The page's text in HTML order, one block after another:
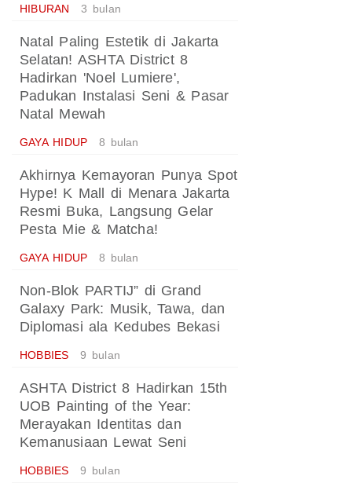
HIBURAN 3 bulan
Natal Paling Estetik di Jakarta
Selatan! ASHTA District 8
Hadirkan 'Noel Lumiere',
Padukan Instalasi Seni & Pasar
Natal Mewah
GAYA HIDUP 8 bulan
Akhirnya Kemayoran Punya Spot
Hype! K Mall di Menara Jakarta
Resmi Buka, Langsung Gelar
Pesta Mie & Matcha!
GAYA HIDUP 8 bulan
Non-Blok PARTIJ” di Grand
Galaxy Park: Musik, Tawa, dan
Diplomasi ala Kedubes Bekasi
HOBBIES 9 bulan
ASHTA District 8 Hadirkan 15th
UOB Painting of the Year:
Merayakan Identitas dan
Kemanusiaan Lewat Seni
HOBBIES 9 bulan